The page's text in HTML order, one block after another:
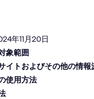
年11月20日
象範囲
イトおよびその他の情
使用方法